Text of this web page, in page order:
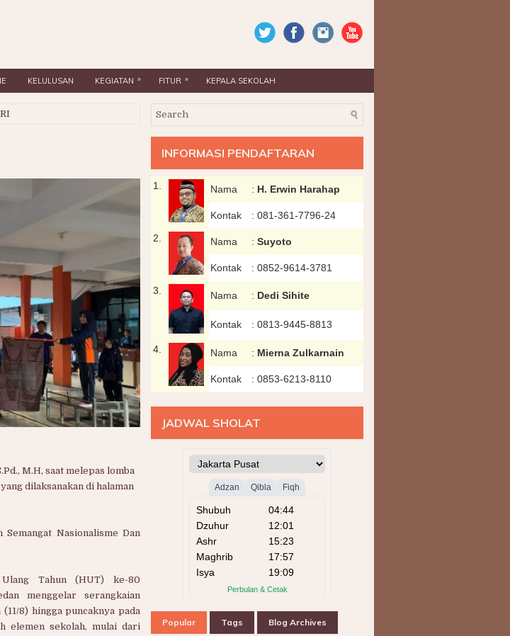
KELULUSAN KEGIATAN » FITUR » KEPALA SEKOLAH
M.H, saat melepas lomba
dilaksanakan di halaman
Nasionalisme Dan
Tahun (HUT) ke-80
menggelar serangkaian
8) hingga puncaknya pada
elemen sekolah, mulai dari
INFORMASI PENDAFTARAN
1. Nama : H. Erwin Harahap
Kontak : 081-361-7796-24
2.
Nama : Suyoto
Kontak : 0852-9614-3781
3.
Nama : Dedi Sihite
Kontak : 0813-9445-8813
4. Nama : Mierna Zulkarnain
Kontak : 0853-6213-8110
JADWAL SHOLAT
Popular Tags Blog Archives